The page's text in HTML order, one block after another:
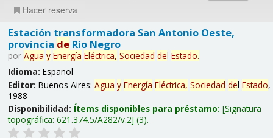
Hacer reserva
Estación transformadora San Antonio Oeste,
provincia deRío Negro
por Agua y Energía Eléctrica, Sociedad del Estado.
Idioma: Español
Editor: Buenos Aires: Agua y Energía Eléctrica, Sociedad del Estado,
1988
Disponibilidad: Ítems disponibles para préstamo: Signatura
topográfica: 621.374.5/A282/v.2 (3).